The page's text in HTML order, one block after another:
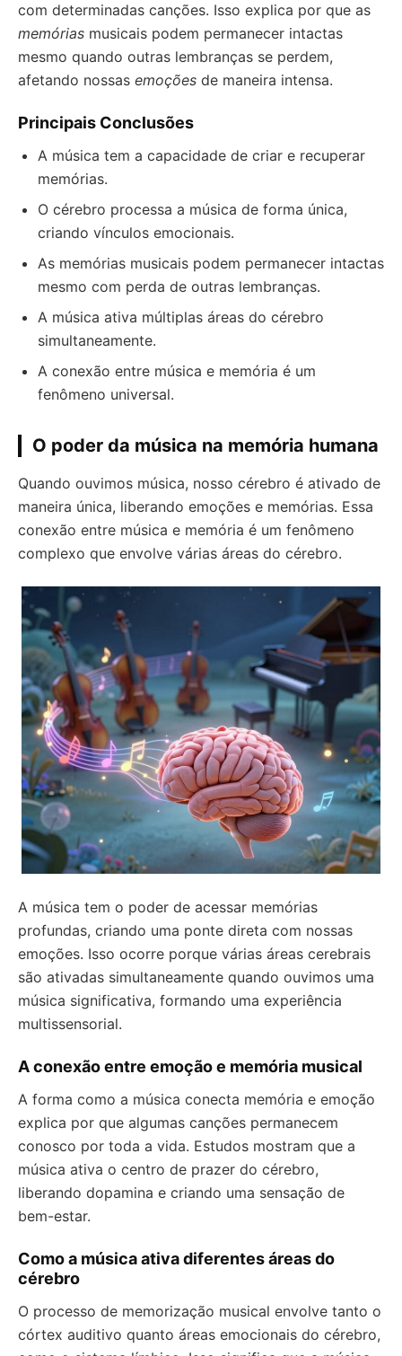
com determinadas canções. Isso explica por que as
memórias musicais podem permanecer intactas
mesmo quando outras lembranças se perdem,
afetando nossas emoções de maneira intensa.
Principais Conclusões
A música tem a capacidade de criar e recuperar
memórias.
O cérebro processa a música de forma única,
criando vínculos emocionais.
As memórias musicais podem permanecer intactas
mesmo com perda de outras lembranças.
A música ativa múltiplas áreas do cérebro
simultaneamente.
A conexão entre música e memória é um
fenômeno universal.
O poder da música na memória humana
Quando ouvimos música, nosso cérebro é ativado de
maneira única, liberando emoções e memórias. Essa
conexão entre música e memória é um fenômeno
complexo que envolve várias áreas do cérebro.
A música tem o poder de acessar memórias
profundas, criando uma ponte direta com nossas
emoções. Isso ocorre porque várias áreas cerebrais
são ativadas simultaneamente quando ouvimos uma
música significativa, formando uma experiência
multissensorial.
A conexão entre emoção e memória musical
A forma como a música conecta memória e emoção
explica por que algumas canções permanecem
conosco por toda a vida. Estudos mostram que a
música ativa o centro de prazer do cérebro,
liberando dopamina e criando uma sensação de
bem-estar.
Como a música ativa diferentes áreas do
cérebro
O processo de memorização musical envolve tanto o
córtex auditivo quanto áreas emocionais do cérebro,